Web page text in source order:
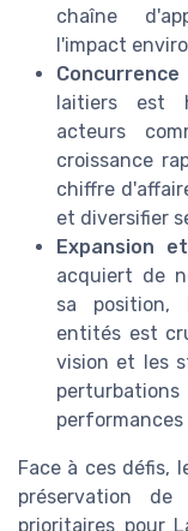
chaîne
l'impact
laitiers est
acteurs
croissance
chiffre
et diversifier
Expansion
acquiert de
sa position,
entités est
vision et les
Face à ces défis,
préservation
prioritaires pour